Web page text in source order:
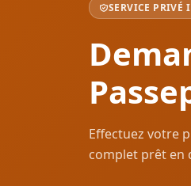
SERVICE PRIVÉ
Effectuez votre
complet prêt en